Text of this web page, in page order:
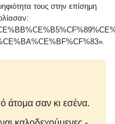
τους στην επίσημη
άτομα σαν κι εσένα.